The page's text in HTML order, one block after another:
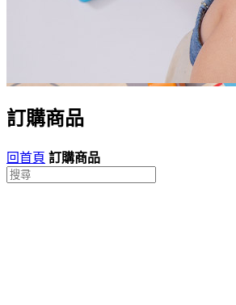
訂購商品
回首頁 訂購商品